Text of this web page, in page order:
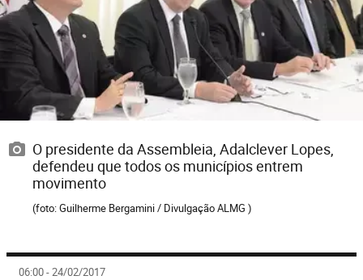
O presidente da Assembleia, Adalclever Lopes,
defendeu que todos os municípios entrem
movimento
(foto: Guilherme Bergamini / Divulgação ALMG )
06:00 - 24/02/2017